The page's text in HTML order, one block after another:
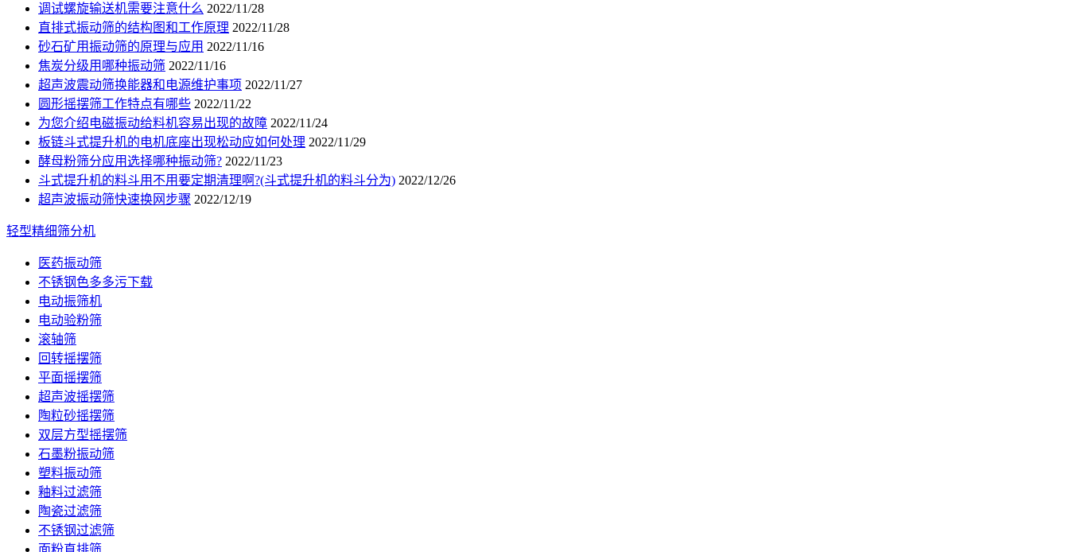
调试螺旋输送机需要注意什么 2022/11/28
直排式振动筛的结构图和工作原理 2022/11/28
砂石矿用振动筛的原理与应用 2022/11/16
焦炭分级用哪种振动筛 2022/11/16
超声波震动筛换能器和电源维护事项 2022/11/27
圆形摇摆筛工作特点有哪些 2022/11/22
为您介绍电磁振动给料机容易出现的故障 2022/11/24
板链斗式提升机的电机底座出现松动应如何处理 2022/11/29
酵母粉筛分应用选择哪种振动筛? 2022/11/23
斗式提升机的料斗用不用要定期清理啊?(斗式提升机的料斗分为) 2022/12/26
超声波振动筛快速换网步骤 2022/12/19
轻型精细筛分机
医药振动筛
不锈钢色多多污下载
电动振筛机
电动验粉筛
滚轴筛
回转摇摆筛
平面摇摆筛
超声波摇摆筛
陶粒砂摇摆筛
双层方型摇摆筛
石墨粉振动筛
塑料振动筛
釉料过滤筛
陶瓷过滤筛
不锈钢过滤筛
面粉直排筛